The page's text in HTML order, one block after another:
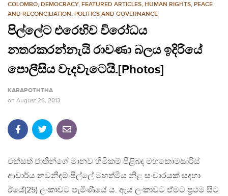
COLOMBO, DEMOCRACY, FEATURED ARTICLES, HUMAN RIGHTS, PEACE
AND RECONCILIATION, POLITICS AND GOVERNANCE
පිල්ලේට එරෙහිව විරෝධය
නතරකරන්නැයි රාවණා බලය ඉදිරියේ
පොලීසිය වැදවැටෙයි.[Photos]
KARAPOTHTHA
on August 26, 2013
එක්සත් ජාතීන්ගේ මානව හිමිකම් පිළිබඳ මහකොමසාරිස්
ආචාර්ය නවනීදම් පිල්ලේ මහත්මිය නිළ සංචාරයක් සදහා
ඊයේ(25) ලංකාවට පැමිණියේ ය. ඇය ලංකාවට ඒමට ප්‍රථම සිට